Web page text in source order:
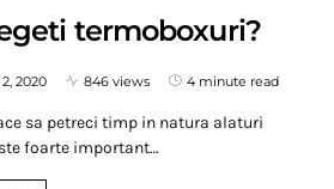
termoboxuri?
2020 846 views 4 minute read
sa petreci timp in natura alaturi
foarte important…